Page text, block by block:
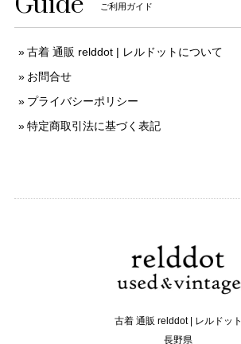
ご利用ガイド
古着 通販 relddot | レルドットについて
お問合せ
プライバシーポリシー
特定商取引法に基づく表記
古着 通販 relddot | レルドット
長野県